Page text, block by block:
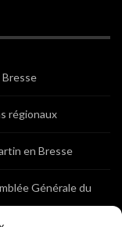
Bresse
régionaux
en Bresse
Générale du